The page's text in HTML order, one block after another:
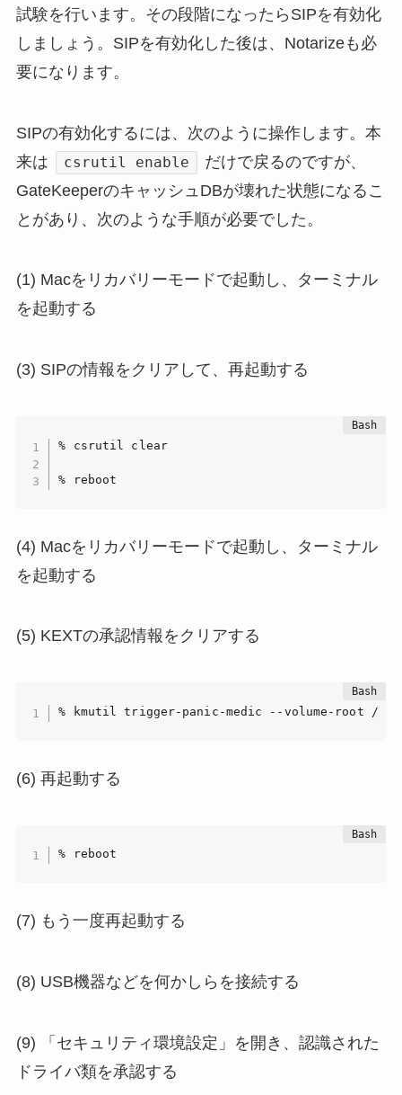
試験を行います。その段階になったらSIPを有効化
しましょう。SIPを有効化した後は、Notarizeも必
要になります。
SIPの有効化するには、次のように操作します。本
来は
csrutil enable
だけで戻るのですが、
GateKeeperのキャッシュDBが壊れた状態になるこ
とがあり、次のような手順が必要でした。
(1) Macをリカバリーモードで起動し、ターミナル
を起動する
(3) SIPの情報をクリアして、再起動する
% csrutil clear
% reboot
(4) Macをリカバリーモードで起動し、ターミナル
を起動する
(5) KEXTの承認情報をクリアする
% kmutil trigger-panic-medic --volume-root /
(6) 再起動する
% reboot
(7) もう一度再起動する
(8) USB機器などを何かしらを接続する
(9) 「セキュリティ環境設定」を開き、認識された
ドライバ類を承認する